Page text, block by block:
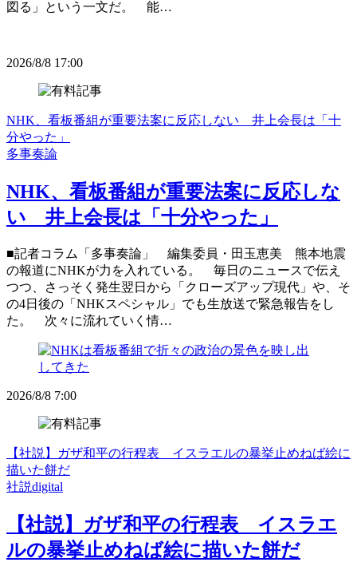
図る」という一文だ。 能…
2026/8/8 17:00
NHK、看板番組が重要法案に反応しない 井上会長は「十
分やった」
多事奏論
NHK、看板番組が重要法案に反応しな
い 井上会長は「十分やった」
■記者コラム「多事奏論」 編集委員・田玉恵美 熊本地震
の報道にNHKが力を入れている。 毎日のニュースで伝え
つつ、さっそく発生翌日から「クローズアップ現代」や、そ
の4日後の「NHKスペシャル」でも生放送で緊急報告をし
た。 次々に流れていく情…
2026/8/8 7:00
【社説】ガザ和平の行程表 イスラエルの暴挙止めねば絵に
描いた餅だ
社説digital
【社説】ガザ和平の行程表 イスラエ
ルの暴挙止めねば絵に描いた餅だ